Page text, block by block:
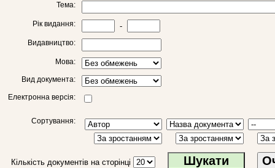
Тема:
Рік видання: -
Видавництво:
Мова:
Вид документа:
Електронна версія:
Сортування:
Кількість документів на сторінці